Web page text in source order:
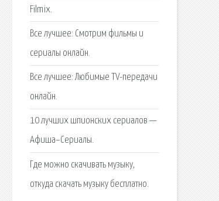
Filmix.
Все лучшее: Смотрим фильмы и
сериалы онлайн.
Все лучшее: Любимые TV-передачи
онлайн.
10 лучших шпионских сериалов —
Афиша–Сериалы.
Где можно скачивать музыку,
откуда скачать музыку бесплатно.